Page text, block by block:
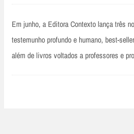
Em junho, a Editora Contexto lança três
testemunho profundo e humano, best-
além de livros voltados a professores e